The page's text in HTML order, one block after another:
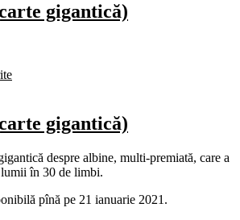
gigantică)
gigantică)
despre albine, multi-premiată, care a
în 30 de limbi.
pînă pe 21 ianuarie 2021.